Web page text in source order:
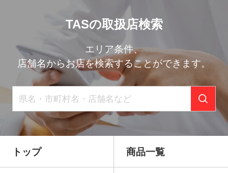
TASの取扱店検索
エリア条件、
店舗名からお店を検索することができます。
トップ 商品一覧